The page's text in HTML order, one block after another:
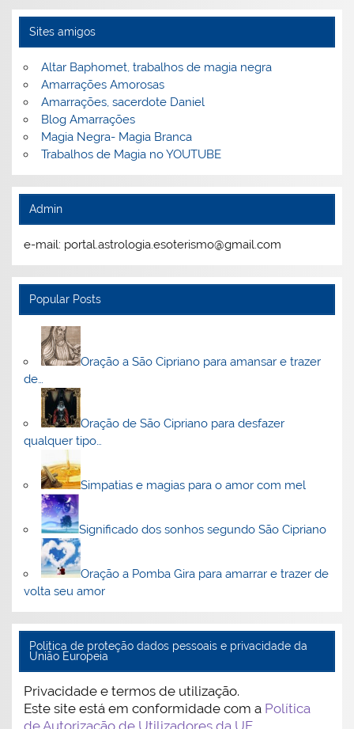
Sites amigos
Altar Baphomet, trabalhos de magia negra
Amarrações Amorosas
Amarrações, sacerdote Daniel
Blog Amarrações
Magia Negra- Magia Branca
Trabalhos de Magia no YOUTUBE
Admin
e-mail: portal.astrologia.esoterismo@gmail.com
Popular Posts
Oração a São Cipriano para amansar e trazer
de…
Oração de São Cipriano para desfazer
qualquer tipo…
Simpatias e magias para o amor com mel
Significado dos sonhos segundo São Cipriano
Oração a Pomba Gira para amarrar e trazer de
volta seu amor
Politica de proteção dados pessoais e privacidade da
União Europeia
Privacidade e termos de utilização.
Este site está em conformidade com a Política